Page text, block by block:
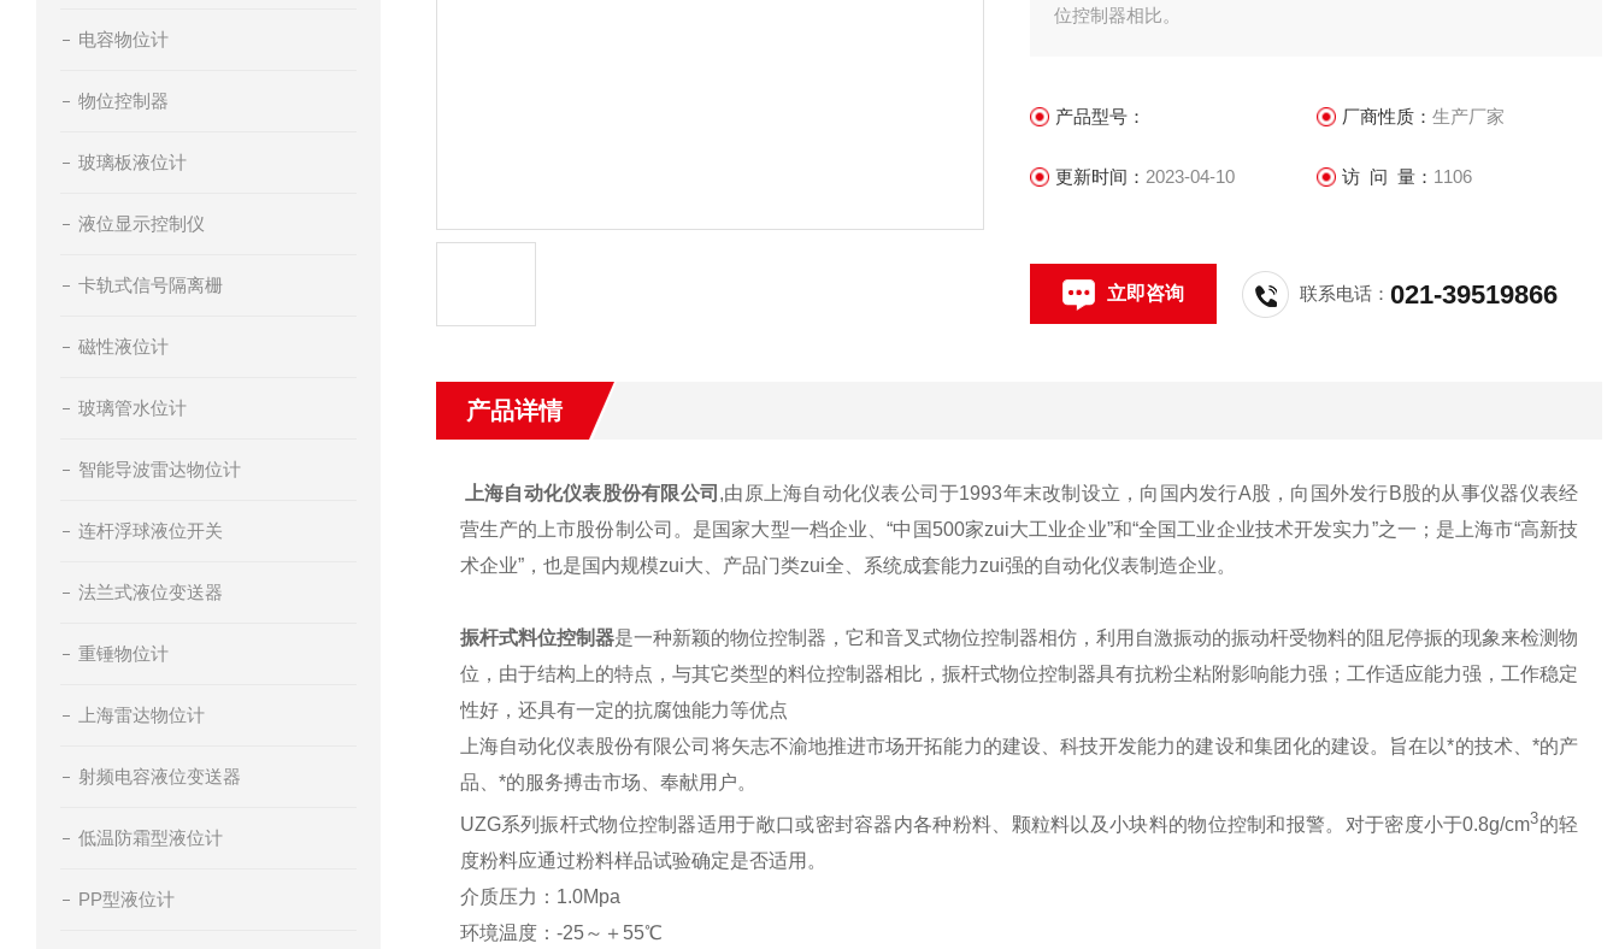
电容物位计
物位控制器
玻璃板液位计
液位显示控制仪
卡轨式信号隔离栅
磁性液位计
玻璃管水位计
智能导波雷达物位计
连杆浮球液位开关
法兰式液位变送器
重锤物位计
上海雷达物位计
射频电容液位变送器
低温防霜型液位计
PP型液位计
位控制器相比。
产品型号： 厂商性质： 生产厂家
更新时间： 2023-04-10 访 问 量： 1106
立即咨询 联系电话：021-39519866
产品详情
上海自动化仪表股份有限公司 ,由原上海自动化仪表公司于1993年末改制设立，向国内发行A股，向国外发行B股的从事仪器仪表经
营生产的上市股份制公司。是国家大型一档企业、“中国500家zui大工业企业”和“全国工业企业技术开发实力”之一；是上海市“高新技
术企业”，也是国内规模zui大、产品门类zui全、系统成套能力zui强的自动化仪表制造企业。
振杆式料位控制器是一种新颖的物位控制器，它和音叉式物位控制器相仿，利用自激振动的振动杆受物料的阻尼停振的现象来检测物
位，由于结构上的特点，与其它类型的料位控制器相比，振杆式物位控制器具有抗粉尘粘附影响能力强；工作适应能力强，工作稳定
性好，还具有一定的抗腐蚀能力等优点
上海自动化仪表股份有限公司将矢志不渝地推进市场开拓能力的建设、科技开发能力的建设和集团化的建设。旨在以*的技术、*的产
品、*的服务搏击市场、奉献用户。
UZG系列振杆式物位控制器适用于敞口或密封容器内各种粉料、颗粒料以及小块料的物位控制和报警。对于密度小于0.8g/cm3的轻
度粉料应通过粉料样品试验确定是否适用。
介质压力：1.0Mpa
环境温度：-25～＋55℃